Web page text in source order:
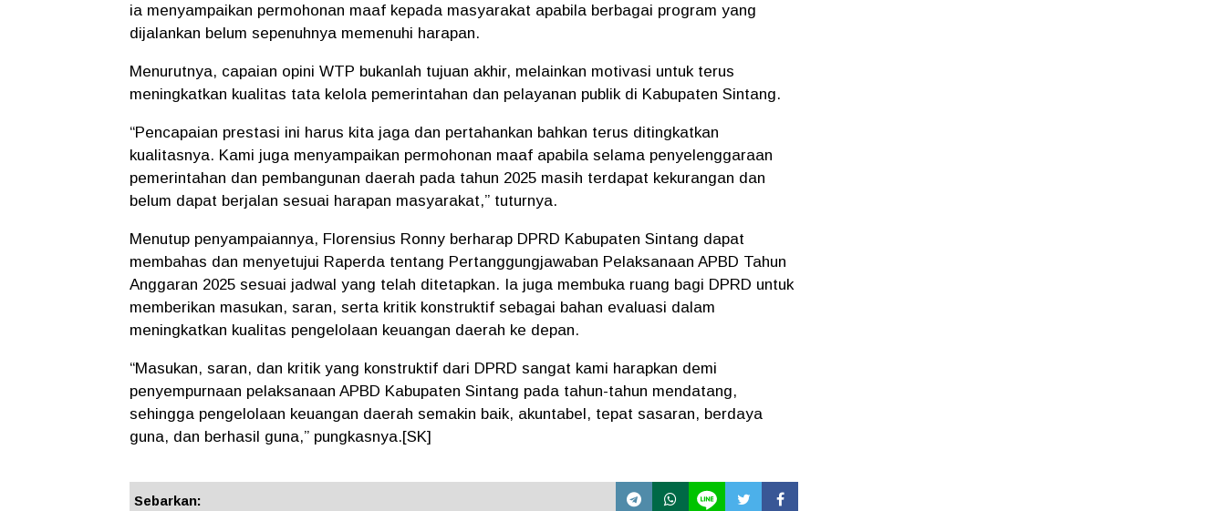
ia menyampaikan permohonan maaf kepada masyarakat apabila berbagai program yang
dijalankan belum sepenuhnya memenuhi harapan.
Menurutnya, capaian opini WTP bukanlah tujuan akhir, melainkan motivasi untuk terus
meningkatkan kualitas tata kelola pemerintahan dan pelayanan publik di Kabupaten Sintang.
“Pencapaian prestasi ini harus kita jaga dan pertahankan bahkan terus ditingkatkan
kualitasnya. Kami juga menyampaikan permohonan maaf apabila selama penyelenggaraan
pemerintahan dan pembangunan daerah pada tahun 2025 masih terdapat kekurangan dan
belum dapat berjalan sesuai harapan masyarakat,” tuturnya.
Menutup penyampaiannya, Florensius Ronny berharap DPRD Kabupaten Sintang dapat
membahas dan menyetujui Raperda tentang Pertanggungjawaban Pelaksanaan APBD Tahun
Anggaran 2025 sesuai jadwal yang telah ditetapkan. Ia juga membuka ruang bagi DPRD untuk
memberikan masukan, saran, serta kritik konstruktif sebagai bahan evaluasi dalam
meningkatkan kualitas pengelolaan keuangan daerah ke depan.
“Masukan, saran, dan kritik yang konstruktif dari DPRD sangat kami harapkan demi
penyempurnaan pelaksanaan APBD Kabupaten Sintang pada tahun-tahun mendatang,
sehingga pengelolaan keuangan daerah semakin baik, akuntabel, tepat sasaran, berdaya
guna, dan berhasil guna,” pungkasnya.[SK]
Sebarkan: